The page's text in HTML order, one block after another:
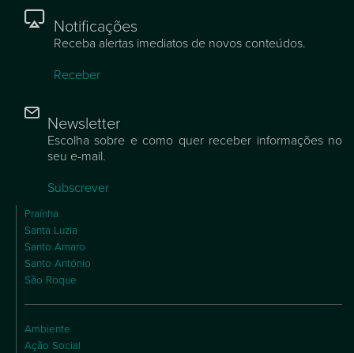
Notificações
Receba alertas imediatos de novos conteúdos.
Receber
Newsletter
Escolha sobre e como quer receber informações no
seu e-mail.
Subscrever
Praínha
Santa Luzia
Santo Amaro
Santo António
São Roque
Ambiente
Ação Social